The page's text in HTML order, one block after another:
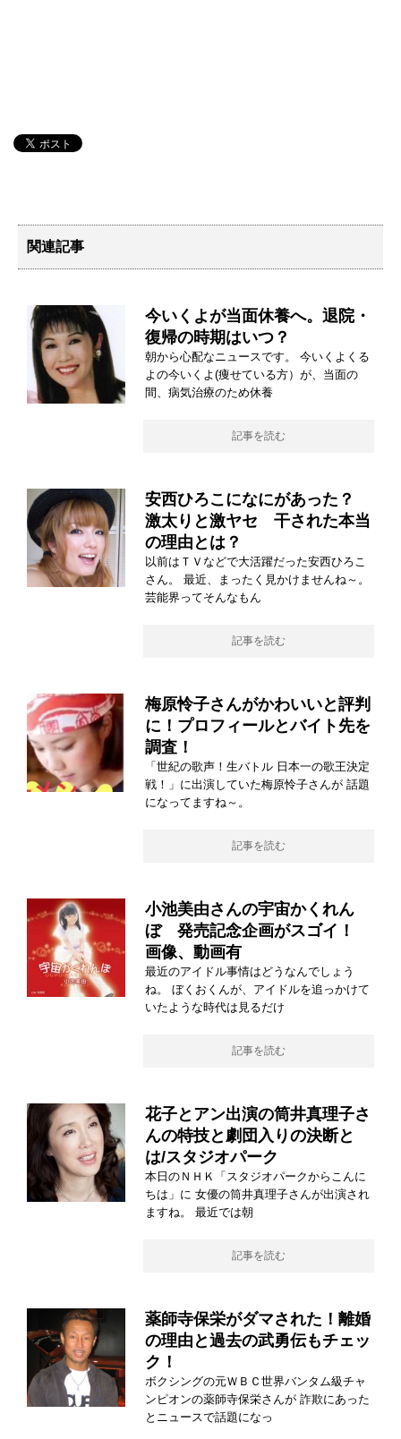
関連記事
今いくよが当面休養へ。退院・
復帰の時期はいつ？
朝から心配なニュースです。 今いくよくる
よの今いくよ(痩せている方）が、当面の
間、病気治療のため休養
記事を読む
安西ひろこになにがあった？
激太りと激ヤセ 干された本当
の理由とは？
以前はＴＶなどで大活躍だった安西ひろこ
さん。 最近、まったく見かけませんね～。
芸能界ってそんなもん
記事を読む
梅原怜子さんがかわいいと評判
に！プロフィールとバイト先を
調査！
「世紀の歌声！生バトル 日本一の歌王決定
戦！」に出演していた梅原怜子さんが 話題
になってますね～。
記事を読む
小池美由さんの宇宙かくれん
ぼ 発売記念企画がスゴイ！
画像、動画有
最近のアイドル事情はどうなんでしょう
ね。 ぼくおくんが、アイドルを追っかけて
いたような時代は見るだけ
記事を読む
花子とアン出演の筒井真理子さ
んの特技と劇団入りの決断と
は/スタジオパーク
本日のＮＨＫ「スタジオパークからこんに
ちは」に 女優の筒井真理子さんが出演され
ますね。 最近では朝
記事を読む
薬師寺保栄がダマされた！離婚
の理由と過去の武勇伝もチェッ
ク！
ボクシングの元ＷＢＣ世界バンタム級チャ
ンピオンの薬師寺保栄さんが 詐欺にあった
とニュースで話題になっ